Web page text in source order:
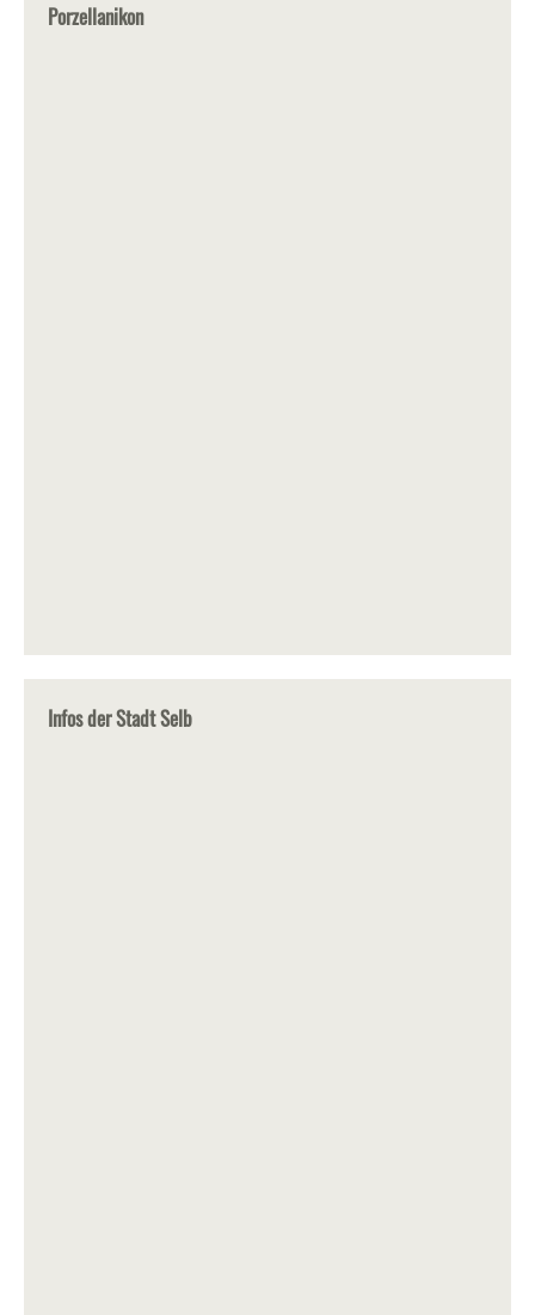
Porzellanikon
Infos der Stadt Selb